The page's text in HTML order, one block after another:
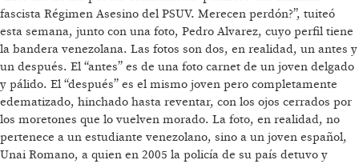
fascista Régimen Asesino del PSUV. Merecen perdón?”, tuiteó
esta semana, junto con una foto, Pedro Alvarez, cuyo perfil tiene
la bandera venezolana. Las fotos son dos, en realidad, un antes y
un después. El “antes” es de una foto carnet de un joven delgado
y pálido. El “después” es el mismo joven pero completamente
edematizado, hinchado hasta reventar, con los ojos cerrados por
los moretones que lo vuelven morado. La foto, en realidad, no
pertenece a un estudiante venezolano, sino a un joven español,
Unai Romano, a quien en 2005 la policía de su país detuvo y